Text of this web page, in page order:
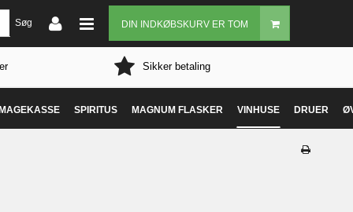
DIN INDKØBSKURV ER TOM
Søg
Sikker betaling
SPIRITUS MAGNUM FLASKER VINHUSE DRUER